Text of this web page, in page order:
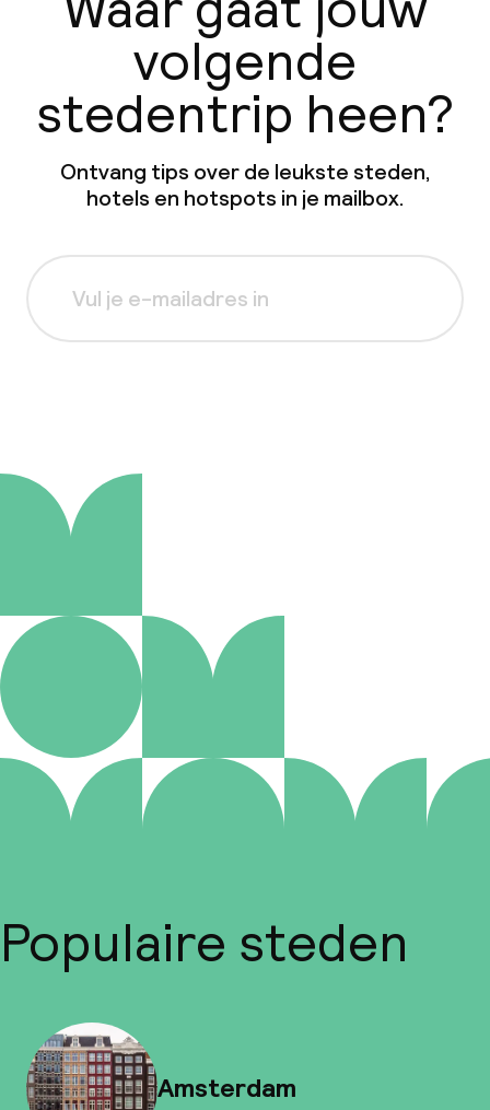
volgende
stedentrip heen?
Ontvang tips over de leukste steden,
hotels en hotspots in je mailbox.
Populaire steden
Amsterdam